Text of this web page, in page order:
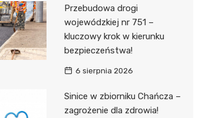
Przebudowa drogi
wojewódzkiej nr 751 –
kluczowy krok w kierunku
bezpieczeństwa!
6 sierpnia 2026
Sinice w zbiorniku Chańcza –
zagrożenie dla zdrowia!